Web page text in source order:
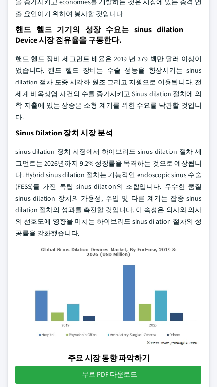
을 증가시키고 economies를 개발하는 것은 시장에 있는 충격 연
출 요인이기 위하여 봉사할 것입니다.
핸드 헬드 기기의 성장 수요는 sinus dilation
Device 시장 점유율을 구동한다.
핸드 헬드 장비 세그먼트 배율은 2019 년 379 백만 달러 이상이
었습니다. 핸드 헬드 장비는 수술 성능을 향상시키는 sinus
dilation 절차 도중 시각화 원조 그리고 지원으로 이용됩니다. 전
세계 비옥상염 사건의 수를 증가시키고 Sinus dilation 절차에 의
학 지출에 있는 상승은 소형 계기를 위한 수요를 낙관할 것입니
다.
Sinus Dilation 장치 시장 분석
sinus dilation 장치 시장에서 하이브리드 sinus dilation 절차 세
그먼트는 2026년까지 9.2% 성장률을 목격하는 것으로 예상됩니
다. Hybrid sinus dilation 절차는 기능적인 endoscopic sinus 수술
(FESS)를 가진 독립 sinus dilation의 조합입니다. 우수한 품질
sinus dilation 장치의 가용성, 주입 및 다른 계기는 잡종 sinus
dilation 절차의 성과를 촉진할 것입니다. 이 속성은 의사와 의사
의 선호도에 영향을 미치는 하이브리드 sinus dilation 절차의 성
공률을 강화했습니다.
주요 시장 동향 파악하기
무료 PDF 다운로드